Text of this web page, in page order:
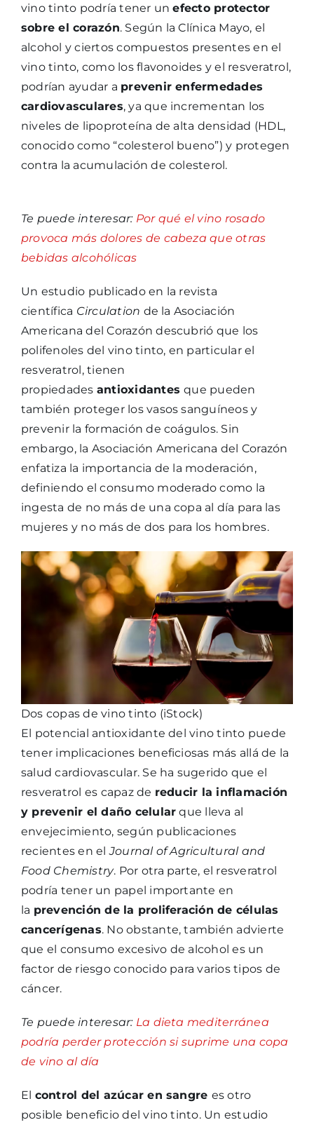
vino tinto podría tener unefecto protector
sobre el corazón. Según la Clínica Mayo, el
alcohol y ciertos compuestos presentes en el
vino tinto, como los flavonoides y el resveratrol,
podrían ayudar a prevenir enfermedades
cardiovasculares, ya que incrementan los
niveles de lipoproteína de alta densidad (HDL,
conocido como “colesterol bueno”) y protegen
contra la acumulación de colesterol.
Te puede interesar: Por qué el vino rosado
provoca más dolores de cabeza que otras
bebidas alcohólicas
Un estudio publicado en la revista
científica Circulation de la Asociación
Americana del Corazón descubrió que los
polifenoles del vino tinto, en particular el
resveratrol, tienen
propiedades antioxidantesque pueden
también proteger los vasos sanguíneos y
prevenir la formación de coágulos. Sin
embargo, la Asociación Americana del Corazón
enfatiza la importancia de la moderación,
definiendo el consumo moderado como la
ingesta de no más de una copa al día para las
mujeres y no más de dos para los hombres.
Dos copas de vino tinto (iStock)
El potencial antioxidante del vino tinto puede
tener implicaciones beneficiosas más allá de la
salud cardiovascular. Se ha sugerido que el
resveratrol es capaz de reducir la inflamación
y prevenir el daño celular que lleva al
envejecimiento, según publicaciones
recientes en elJournal of Agricultural and
Food Chemistry. Por otra parte, el resveratrol
podría tener un papel importante en
la prevención de la proliferación de células
cancerígenas. No obstante, también advierte
que el consumo excesivo de alcohol es un
factor de riesgo conocido para varios tipos de
cáncer.
Te puede interesar: La dieta mediterránea
podría perder protección si suprime una copa
de vino al día
El control del azúcar en sangre es otro
posible beneficio del vino tinto. Un estudio